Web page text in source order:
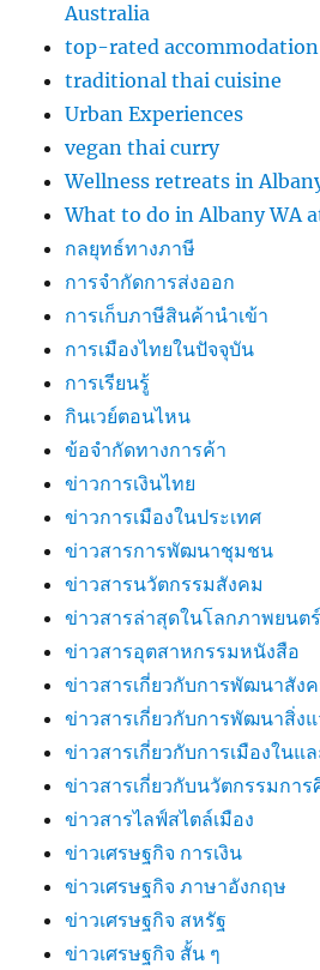
Australia
top-rated accommodation
traditional thai cuisine
Urban Experiences
vegan thai curry
Wellness retreats in
What to do in Albany WA
กลยุทธ์ทางภาษี
การจำกัดการส่งออก
การเก็บภาษีสินค้านำเข้า
การเมืองไทยในปัจจุบัน
การเรียนรู้
กินเวย์ตอนไหน
ข้อจำกัดทางการค้า
ข่าวการเงินไทย
ข่าวการเมืองในประเทศ
ข่าวสารการพัฒนาชุมชน
ข่าวสารนวัตกรรมสังคม
ข่าวสารล่าสุดในโลกภาพยนตร์
ข่าวสารอุตสาหกรรมหนังสือ
ข่าวสารเกี่ยวกับการพัฒนาสัง
ข่าวสารเกี่ยวกับการพัฒนาสิ่ง
ข่าวสารเกี่ยวกับการเมืองในแ
ข่าวสารเกี่ยวกับนวัตกรรมการ
ข่าวสารไลฟ์สไตล์เมือง
ข่าวเศรษฐกิจ การเงิน
ข่าวเศรษฐกิจ ภาษาอังกฤษ
ข่าวเศรษฐกิจ สหรัฐ
ข่าวเศรษฐกิจ สั้น ๆ